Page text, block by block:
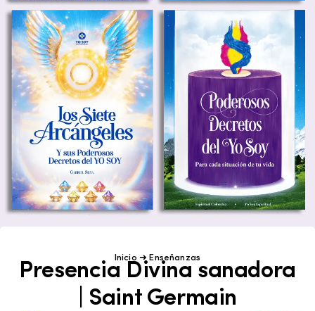
Inicio ➜ Enseñanzas
Presencia Divina sanadora
| Saint Germain